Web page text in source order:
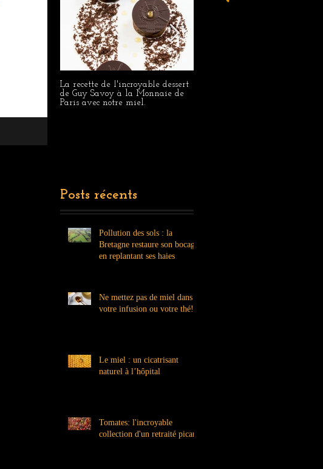
La recette de l'incroyable dessert
de Guy Savoy à la Monnaie de
Paris avec notre miel.
Posts récents
Pollution des sols : la
Bretagne restaure son bocage
en replantant ses haies
Ne mettez pas de miel dans
votre infusion ou votre thé!
Le miel : un cicatrisant
naturel à l’hôpital
Tomates: l'incroyable
collection d'un retraité picard